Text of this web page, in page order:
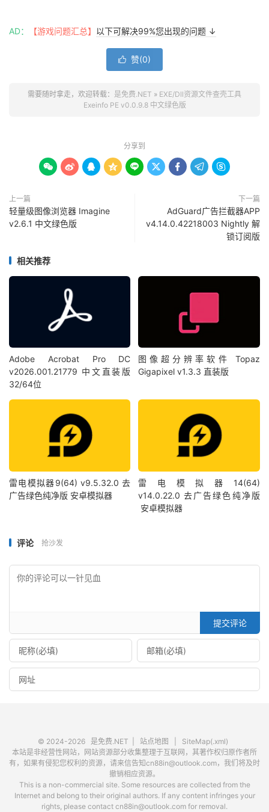
AD： 【游戏问题汇总】 以下可解决99%您出现的问题 ↓
 赞(0)
需要随时拿走，欢迎转载： 是免费.NET » EXE/Dll资源文件查壳工具
Exeinfo PE v0.0.9.8 中文绿色版
分享到
        
上一篇
轻量级图像浏览器 Imagine
v2.6.1 中文绿色版
下一篇
AdGuard广告拦截器APP
v4.14.0.42218003 Nightly 解
锁订阅版
相关推荐
Adobe Acrobat Pro DC
v2026.001.21779 中文直装版
32/64位
图像超分辨率软件 Topaz
Gigapixel v1.3.3 直装版
雷电模拟器9(64) v9.5.32.0 去
广告绿色纯净版 安卓模拟器
雷电模拟器14(64)
v14.0.22.0 去广告绿色纯净版
安卓模拟器
评论 抢沙发
提交评论
© 2024-2026 是免费.NET 站点地图
SiteMap(.xml)
本站是非经营性网站，网站资源部分收集整理于互联网，其著作权归原作者所
有，如果有侵犯您权利的资源，请来信告知cn88in@outlook.com，我们将及时
撤销相应资源。
This is a non-commercial site. Some resources are collected from the
Internet and belong to their original authors. If any content infringes your
rights, please contact cn88in@outlook.com for removal.